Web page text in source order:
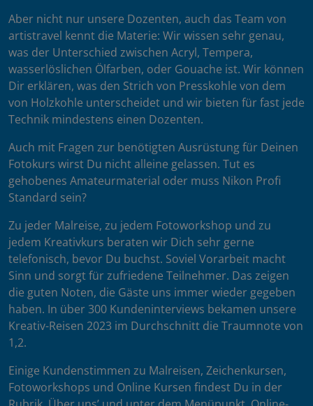
Aber nicht nur unsere Dozenten, auch das Team von
artistravel kennt die Materie: Wir wissen sehr genau,
was der Unterschied zwischen Acryl, Tempera,
wasserlöslichen Ölfarben, oder Gouache ist. Wir können
Dir erklären, was den Strich von Presskohle von dem
von Holzkohle unterscheidet und wir bieten für fast jede
Technik mindestens einen Dozenten.
Auch mit Fragen zur benötigten Ausrüstung für Deinen
Fotokurs wirst Du nicht alleine gelassen. Tut es
gehobenes Amateurmaterial oder muss Nikon Profi
Standard sein?
Zu jeder Malreise, zu jedem Fotoworkshop und zu
jedem Kreativkurs beraten wir Dich sehr gerne
telefonisch, bevor Du buchst. Soviel Vorarbeit macht
Sinn und sorgt für zufriedene Teilnehmer. Das zeigen
die guten Noten, die Gäste uns immer wieder gegeben
haben. In über 300 Kundeninterviews bekamen unsere
Kreativ-Reisen 2023 im Durchschnitt die Traumnote von
1,2.
Einige Kundenstimmen zu Malreisen, Zeichenkursen,
Fotoworkshops und Online Kursen findest Du in der